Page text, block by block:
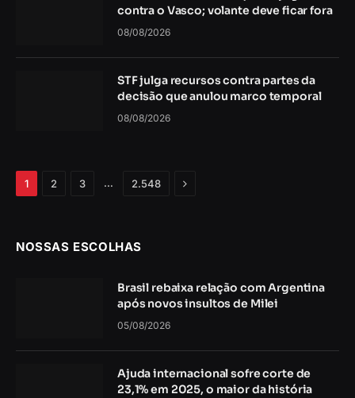
contra o Vasco; volante deve ficar fora
08/08/2026
STF julga recursos contra partes da
decisão que anulou marco temporal
08/08/2026
1 2 3 … 2.548 Próximo
NOSSAS ESCOLHAS
Brasil rebaixa relação com Argentina
após novos insultos de Milei
05/08/2026
Ajuda internacional sofre corte de
23,1% em 2025, o maior da história